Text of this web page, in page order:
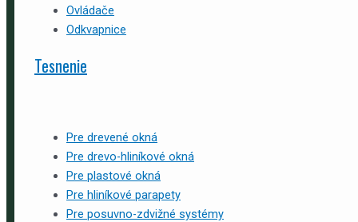
Ovládače
Odkvapnice
Tesnenie
Pre drevené okná
Pre drevo-hliníkové okná
Pre plastové okná
Pre hliníkové parapety
Pre posuvno-zdvižné systémy